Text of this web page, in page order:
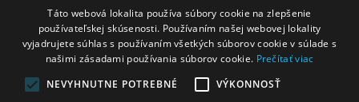
Naši partneri
Táto webová lokalita používa súbory cookie na zlepšenie
používateľskej skúsenosti. Používaním našej webovej lokality
vyjadrujete súhlas s používaním všetkých súborov cookie v súlade s
našimi zásadami používania súborov cookie. Prečítať viac
NEVYHNUTNE POTREBNÉ
VÝKONNOSŤ